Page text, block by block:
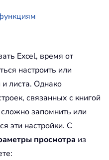
Excel, время от
настроить или
листа. Однако
связанных с книгой
запомнить или
эти настройки. С
просмотра из